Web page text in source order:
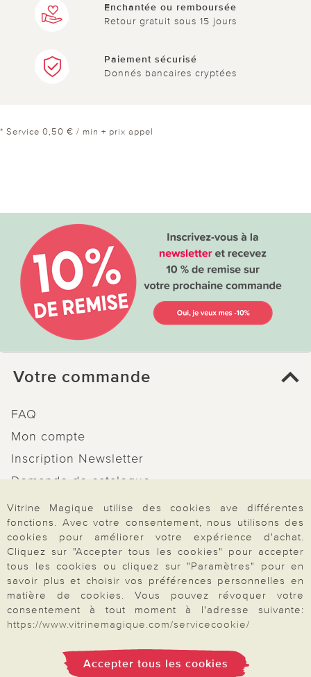
Enchantée ou remboursée
Retour gratuit sous 15 jours
Paiement sécurisé
Donnés bancaires cryptées
* Service 0,50 € / min + prix appel
Votre commande
FAQ
Mon compte
Inscription Newsletter
Demande de catalogue
Données personnelles
Droit de rétractation
Rétractation
Paiement & Livraison
Vitrine Magique utilise des cookies ave différentes
fonctions. Avec votre consentement, nous utilisons des
cookies pour améliorer votre expérience d'achat.
Cliquez sur "Accepter tous les cookies" pour accepter
tous les cookies ou cliquez sur "Paramètres" pour en
savoir plus et choisir vos préférences personnelles en
matière de cookies. Vous pouvez révoquer votre
consentement à tout moment à l'adresse suivante:
https://www.vitrinemagique.com/servicecookie/
Accepter tous les cookies